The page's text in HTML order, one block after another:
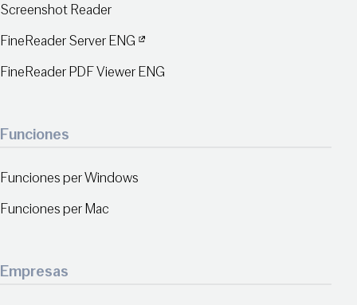
Screenshot Reader
FineReader Server ENG
FineReader PDF Viewer ENG
Funciones
Funciones per Windows
Funciones per Mac
Empresas